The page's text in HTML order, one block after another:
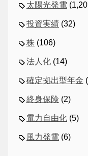
太陽光発電
投資実績 (32)
株 (106)
法人化 (14)
確定拠出型年金
終身保険 (2)
電力自由化 (5)
風力発電 (6)